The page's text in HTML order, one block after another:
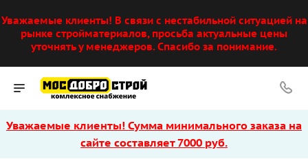
Уважаемые клиенты! В связи с нестабильной ситуацией на
рынке стройматериалов, просьба актуальные цены
уточнять у менеджеров. Спасибо за понимание.
Уважаемые клиенты! Сумма минимального заказа на
сайте составляет 7000 руб.